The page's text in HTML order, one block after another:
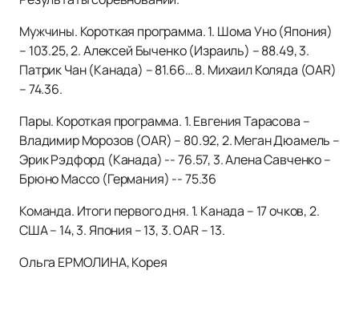
Мужчины. Короткая программа. 1. Шома Уно (Япония)
– 103.25, 2. Алексей Быченко (Израиль) – 88.49, 3.
Патрик Чан (Канада) – 81.66… 8. Михаил Коляда (OAR)
– 74.36.
Пары. Короткая программа. 1. Евгения Тарасова –
Владимир Морозов (OAR) – 80.92, 2. Меган Дюамель –
Эрик Рэдфорд (Канада) -- 76.57, 3. Алена Савченко –
Брюно Массо (Германия) -- 75.36
Команда. Итоги первого дня. 1. Канада – 17 очков, 2.
США – 14, 3. Япония – 13, 3. OAR – 13.
Ольга ЕРМОЛИНА, Корея